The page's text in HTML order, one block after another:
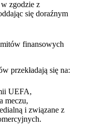
zgodzie z
się doraźnym
finansowych
przekładają się na:
UEFA,
meczu,
i związane z